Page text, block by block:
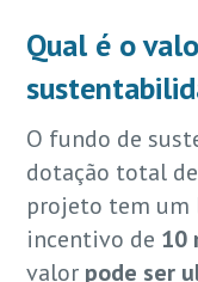
Qual é o
O fundo de
dotação total de
projeto tem
incentivo de 10
valor pode ser